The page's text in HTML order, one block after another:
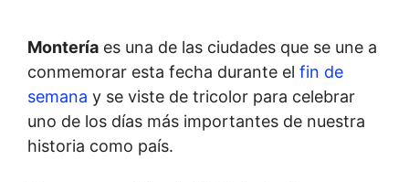
Montería es una de las ciudades que se une a
conmemorar esta fecha durante el fin de
semana y se viste de tricolor para celebrar
uno de los días más importantes de nuestra
historia como país.